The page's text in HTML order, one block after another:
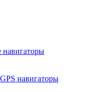
навигаторы